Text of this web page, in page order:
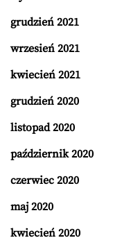
grudzień 2021
wrzesień 2021
kwiecień 2021
grudzień 2020
listopad 2020
październik 2020
czerwiec 2020
maj 2020
kwiecień 2020